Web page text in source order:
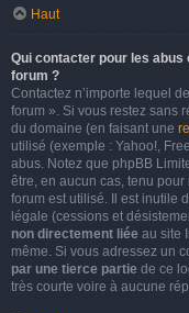
Haut
Qui contacter pour les
forum ?
Contactez n’importe lequel
forum ». Si vous restez sans
du domaine (en faisant une
utilisé (exemple : Yahoo!,
abus. Notez que phpBB
être, en aucun cas, tenu
forum est utilisé. Il est inutile
légale (cessions et
non directement liée au site
même. Si vous adressez un
par une tierce partie de ce
très courte voire à aucune